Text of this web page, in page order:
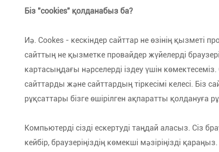
Біз "cookies" қолданабыз ба?
Иә. Cookes - кескіндер сайттар не өзінің қызметі
сайттың не қызметке провайдер жүйелерді
картасыңдағы нәрселерді іздеу үшін
сайттарды және сайттардың тіркесімі келесі.
рұқсаттары бізге өшірілген ақпаратты қолдануға
Компьютерді сізді ескертуді таңдай аласыз. Сіз
кейбір, браузеріңіздің көмекші мәзіріңізді